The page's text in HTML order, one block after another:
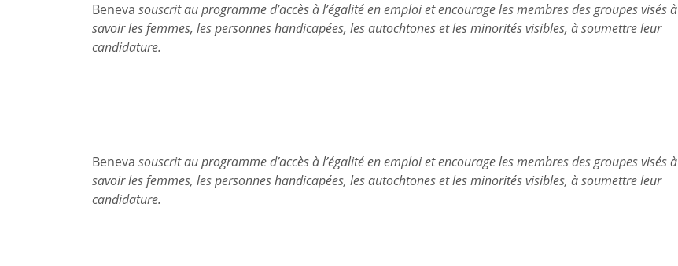
Beneva souscrit au programme d’accès à l’égalité en emploi et encourage les membres des groupes visés à
savoir les femmes, les personnes handicapées, les autochtones et les minorités visibles, à soumettre leur
candidature.
Beneva souscrit au programme d’accès à l’égalité en emploi et encourage les membres des groupes visés à
savoir les femmes, les personnes handicapées, les autochtones et les minorités visibles, à soumettre leur
candidature.